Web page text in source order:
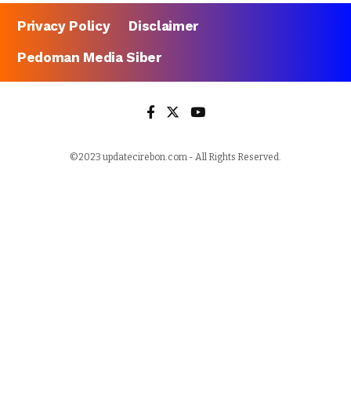
Privacy Policy
Disclaimer
Pedoman Media Siber
©2023 updatecirebon.com - All Rights Reserved.